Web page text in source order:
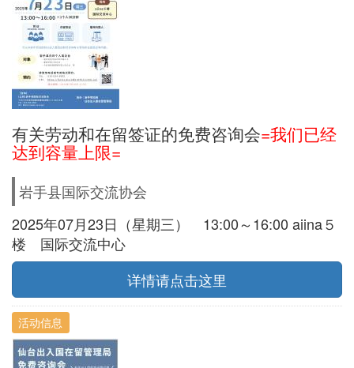
有关劳动和在留签证的免费咨询会=我们已经
达到容量上限=
岩手县国际交流协会
2025年07月23日（星期三） 13:00～16:00 aiina５
楼 国际交流中心
详情请点击这里
活动信息